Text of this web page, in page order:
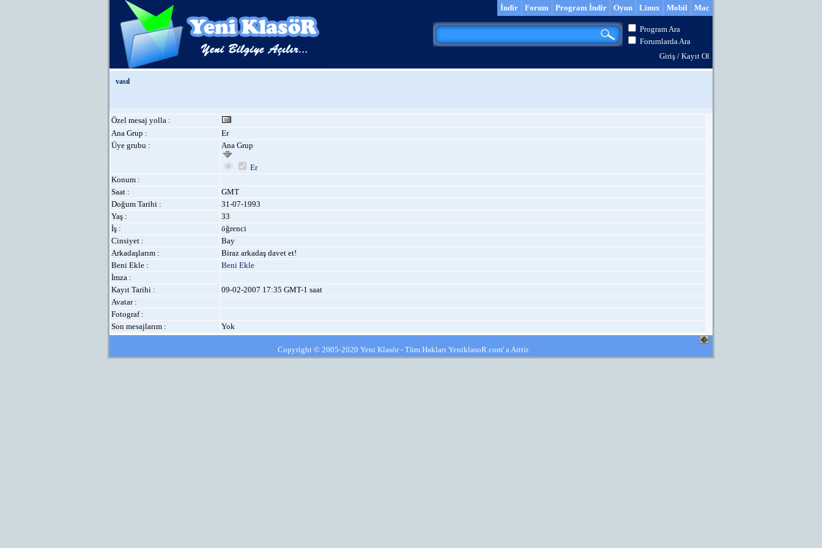
Mac
Mobil
Linux
Oyun
Program İndir
Forum
İndir
Program Ara
Forumlarda Ara
Giriş / Kayıt Ol
vasıl
Özel mesaj yolla :
Ana Grup :
Er
Üye grubu :
Ana Grup
Er
Konum :
Saat :
GMT
Doğum Tarihi :
31-07-1993
Yaş :
33
İş :
öğrenci
Cinsiyet :
Bay
Arkadaşlarım :
Biraz arkadaş davet et!
Beni Ekle :
Beni Ekle
İmza :
Kayıt Tarihi :
09-02-2007 17:35 GMT-1 saat
Avatar :
Fotograf :
Son mesajlarım :
Yok
Copyright © 2005-2020 Yeni Klasör - Tüm Hakları YeniklasoR.com' a Aittir.